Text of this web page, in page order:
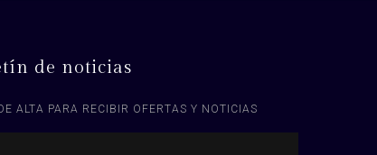
de noticias
ALTA PARA RECIBIR OFERTAS Y NOTICIAS